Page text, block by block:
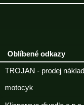
Oblíbené odkazy
TROJAN - prodej
motocyk